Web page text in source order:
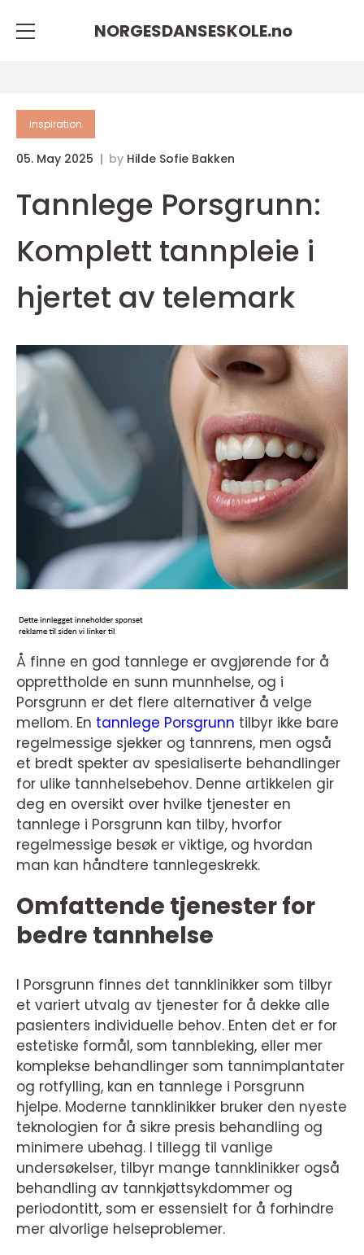
NORGESDANSESKOLE.no
inspiration
05. May 2025 by Hilde Sofie Bakken
Tannlege Porsgrunn:
Komplett tannpleie i
hjertet av telemark
Å finne en god tannlege er avgjørende for å
opprettholde en sunn munnhelse, og i
Porsgrunn er det flere alternativer å velge
mellom. En tannlege Porsgrunn tilbyr ikke bare
regelmessige sjekker og tannrens, men også
et bredt spekter av spesialiserte behandlinger
for ulike tannhelsebehov. Denne artikkelen gir
deg en oversikt over hvilke tjenester en
tannlege i Porsgrunn kan tilby, hvorfor
regelmessige besøk er viktige, og hvordan
man kan håndtere tannlegeskrekk.
Omfattende tjenester for
bedre tannhelse
I Porsgrunn finnes det tannklinikker som tilbyr
et variert utvalg av tjenester for å dekke alle
pasienters individuelle behov. Enten det er for
estetiske formål, som tannbleking, eller mer
komplekse behandlinger som tannimplantater
og rotfylling, kan en tannlege i Porsgrunn
hjelpe. Moderne tannklinikker bruker den nyeste
teknologien for å sikre presis behandling og
minimere ubehag. I tillegg til vanlige
undersøkelser, tilbyr mange tannklinikker også
behandling av tannkjøttsykdommer og
periodontitt, som er essensielt for å forhindre
mer alvorlige helseproblemer.